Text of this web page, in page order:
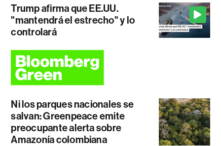
Trump afirma que EE.UU.
"mantendrá el estrecho" y lo
controlará
Ni los parques nacionales se
salvan: Greenpeace emite
preocupante alerta sobre
Amazonía colombiana